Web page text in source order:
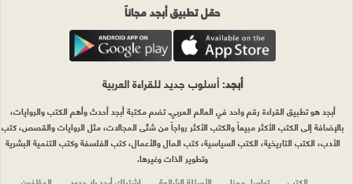
حمّل تطبيق أبجد مجاناً
أبجد: أسلوب جديد للقراءة العربية
أبجد هو تطبيق القراءة رقم واحد في العالم العربي. تضم مكتبة أبجد أحدث وأهم الكتب والروايات،
بالإضافة إلى الكتب الأكثر مبيعاً والكتب الأكثر رواجاً من شتّى المجالات، مثل الروايات والقصص، كتب
الأدب، الكتب التاريخية، الكتب السياسية، كتب المال والأعمال، كتب الفلسفة وكتب التنمية البشرية
وتطوير الذات وغيرها.